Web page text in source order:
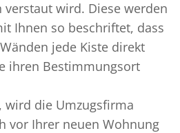
verstaut wird. Diese werden
Ihnen so beschriftet, dass
jede Kiste direkt
ihren Bestimmungsort
wird die Umzugsfirma
vor Ihrer neuen Wohnung